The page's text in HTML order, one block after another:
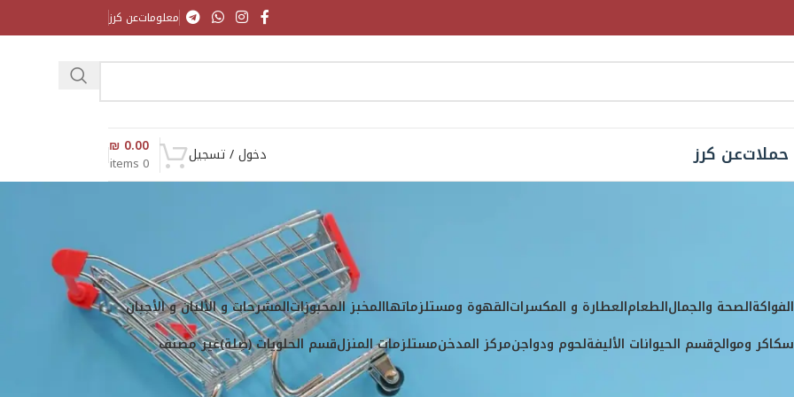
معلوماتعن كرز
عن كرز دخول / تسجيل 0
items
₪ 0.00
الصحة والجمالالطعامالعطارة و المكسراتالقهوة ومستلزماتهاالمخبز المخبوزاتالمشرحات و الألبان و الأجبان
سكاكر وموالحقسم الحيوانات الأليفةلحوم ودواجنمركز المدخنمستلزمات المنزلقسم الحلويات (صِلة)غير مصنف